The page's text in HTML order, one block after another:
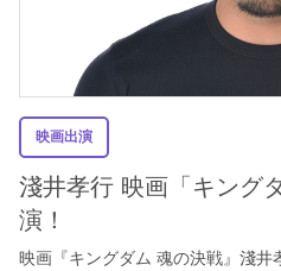
映画出演
淺井孝行 映画「キング
演！
映画『キングダム 魂の決戦』淺